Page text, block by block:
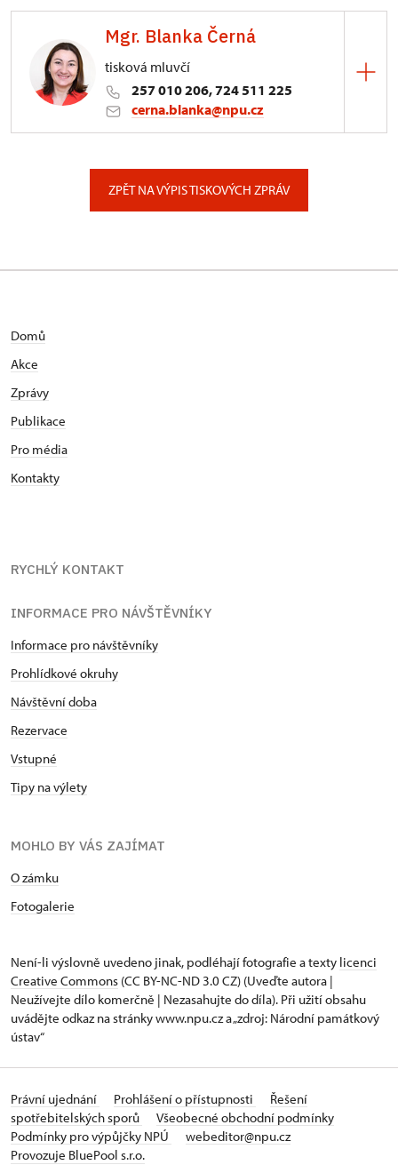
Mgr. Blanka Černá
tisková mluvčí
257 010 206, 724 511 225
cerna.blanka@npu.cz
ZPĚT NA VÝPIS TISKOVÝCH ZPRÁV
Domů
Akce
Zprávy
Publikace
Pro média
Kontakty
RYCHLÝ KONTAKT
INFORMACE PRO NÁVŠTĚVNÍKY
Informace pro návštěvníky
Prohlídkové okruhy
Návštěvní doba
Rezervace
Vstupné
Tipy na výlety
MOHLO BY VÁS ZAJÍMAT
O zámku
Fotogalerie
Není-li výslovně uvedeno jinak, podléhají fotografie a texty licenci
Creative Commons (CC BY-NC-ND 3.0 CZ) (Uveďte autora |
Neužívejte dílo komerčně | Nezasahujte do díla). Při užití obsahu
uvádějte odkaz na stránky www.npu.cz a „zdroj: Národní památkový
ústav“
Právní ujednání Prohlášení o přístupnosti
Řešení
spotřebitelských sporů
Všeobecné obchodní podmínky
Podmínky pro výpůjčky NPÚ
webeditor@npu.cz
Provozuje BluePool s.r.o.